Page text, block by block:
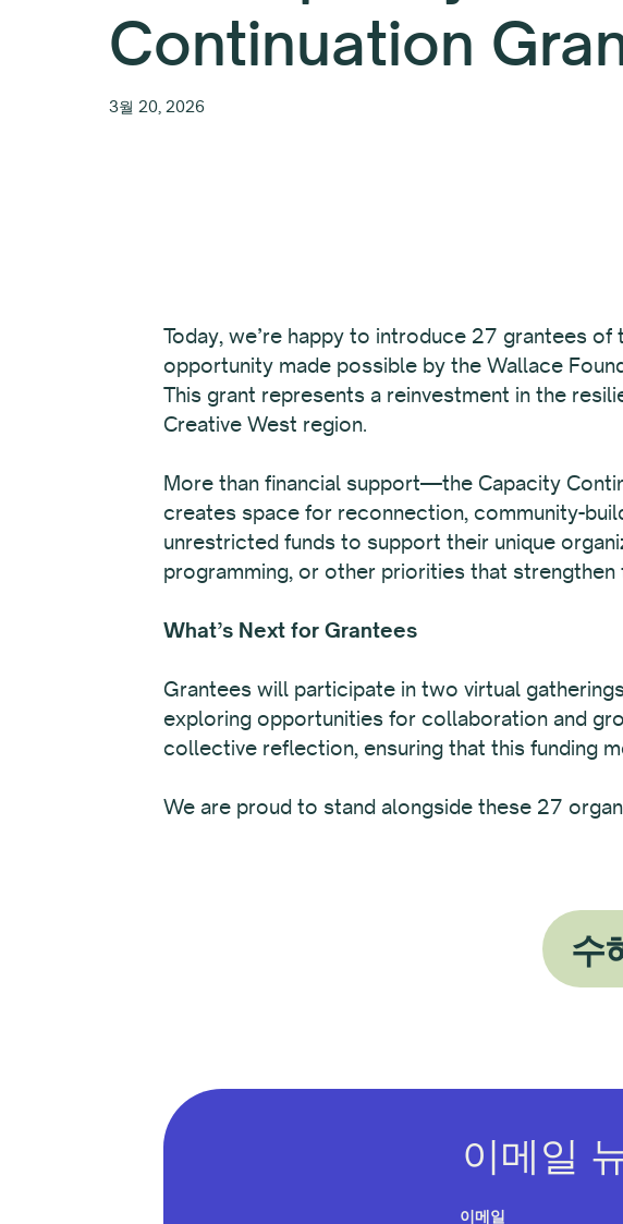
Continuation
3월 20, 2026
Today, we’re happy to introduce 27 grantees
opportunity made possible by the Wallace
This grant represents a reinvestment in the
Creative West region.
More than financial support—the Capacity
creates space for reconnection, community-
unrestricted funds to support their unique
programming, or other priorities that strengthen
What’s Next for Grantees
Grantees will participate in two virtual
exploring opportunities for collaboration and
collective reflection, ensuring that this funding
We are proud to stand alongside these 27
수
이메일
이메일